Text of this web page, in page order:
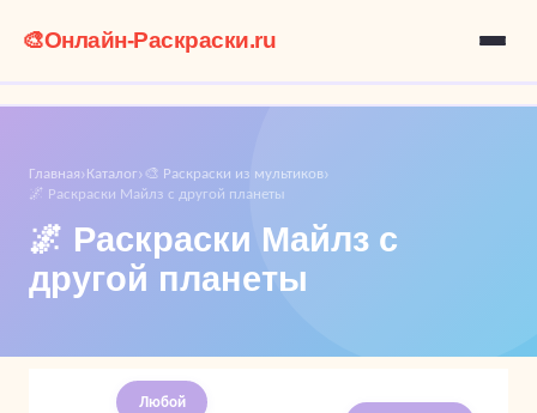
🎨Онлайн-Раскраски.ru
Главная›Каталог›🎨 Раскраски из мультиков›
🌌 Раскраски Майлз с другой планеты
🌌 Раскраски Майлз с
другой планеты
Любой